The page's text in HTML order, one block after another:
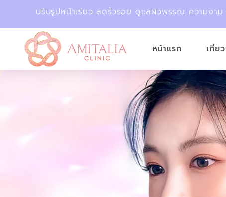
ปรับรูปหน้าเรียว ลดริ้วรอย ดูแลผิวพรรณ ความงา
หน้าแรก เกี่ย